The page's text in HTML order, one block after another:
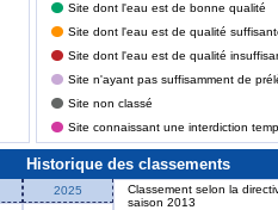
Site dont l'eau est de bonne qualité
Site dont l'eau est de qualité
Site dont l'eau est de qualité
Site n'ayant pas suffisamment de
Site non classé
Site connaissant une interdiction
Historique des classements
2025
Classement selon la
saison 2013